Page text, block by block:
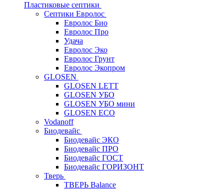
Пластиковые септики
Септики Евролос
Евролос Био
Евролос Про
Удача
Евролос Эко
Евролос Грунт
Евролос Экопром
GLOSEN
GLOSEN LETT
GLOSEN УБО
GLOSEN УБО мини
GLOSEN ECO
Vodanoff
Биодевайс
Биодевайс ЭКО
Биодевайс ПРО
Биодевайс ГОСТ
Биодевайс ГОРИЗОНТ
Тверь
ТВЕРЬ Balance